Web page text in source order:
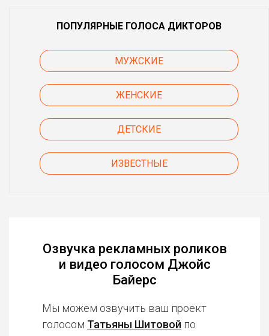
ПОПУЛЯРНЫЕ ГОЛОСА ДИКТОРОВ
МУЖСКИЕ
ЖЕНСКИЕ
ДЕТСКИЕ
ИЗВЕСТНЫЕ
Озвучка рекламных роликов
и видео голосом Джойс
Байерс
Мы можем озвучить ваш проект
голосом Татьяны Шитовой по